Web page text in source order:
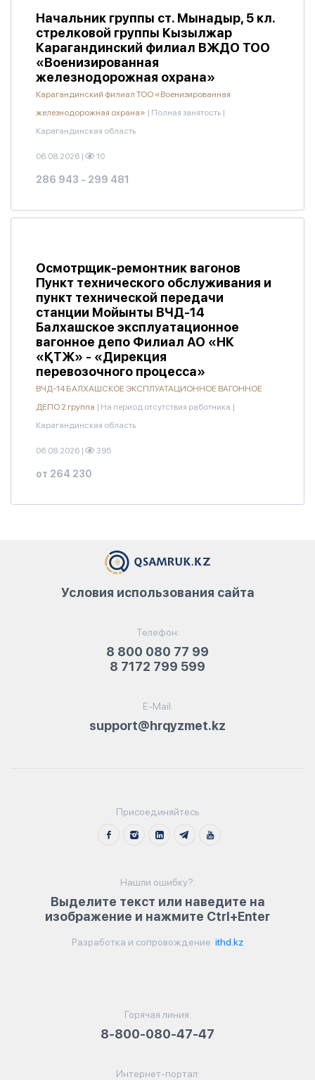
Начальник группы ст. Мынадыр, 5 кл.
стрелковой группы Кызылжар
Карагандинский филиал ВЖДО ТОО
«Военизированная
железнодорожная охрана»
Карагандинский филиал ТОО «Военизированная
железнодорожная охрана» | Полная занятость |
Карагандинская область
06.08.2026 | 10
286 943 - 299 481
Осмотрщик-ремонтник вагонов
Пункт технического обслуживания и
пункт технической передачи
станции Мойынты ВЧД-14
Балхашское эксплуатационное
вагонное депо Филиал АО «НК
«ҚТЖ» - «Дирекция
перевозочного процесса»
ВЧД-14 БАЛХАШСКОЕ ЭКСПЛУАТАЦИОННОЕ ВАГОННОЕ
ДЕПО 2 группа | На период отсутствия работника |
Карагандинская область
06.08.2026 | 395
от 264 230
Телефон:
8 800 080 77 99
8 7172 799 599
E-Mail:
support@hrqyzmet.kz
Условия использования сайта
Присоединяйтесь
Нашли ошибку?:
Выделите текст или наведите на
изображение и нажмите Ctrl+Enter
Разработка и сопровождение ithd.kz
Горячая линия:
8-800-080-47-47
Интернет-портал: